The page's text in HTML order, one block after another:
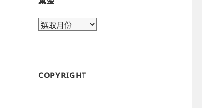
彙
COPYRIGHT